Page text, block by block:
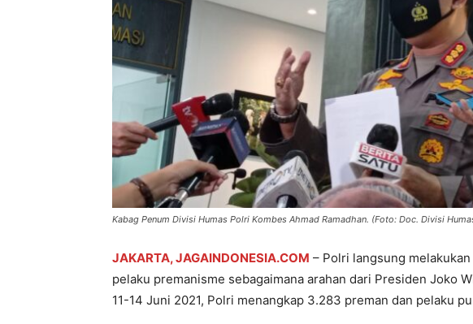
Kabag Penum Divisi Humas Polri Kombes Ahmad Ramadhan. (Foto: Doc. Divisi
JAKARTA, JAGAINDONESIA.COM – Polri langsung
pelaku premanisme sebagaimana arahan dari Presiden Joko
11-14 Juni 2021, Polri menangkap 3.283 preman dan pelaku